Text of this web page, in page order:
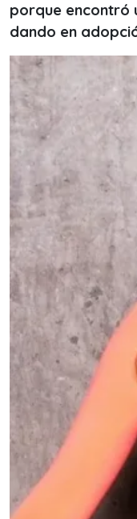
porque encontró
dando en